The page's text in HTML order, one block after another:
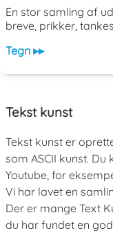
En stor samling af
breve, prikker,
Tegn ▸▸
Tekst kunst
Tekst kunst er
som ASCII kunst.
Youtube, for
Vi har lavet en
Der er mange Text
du har fundet en